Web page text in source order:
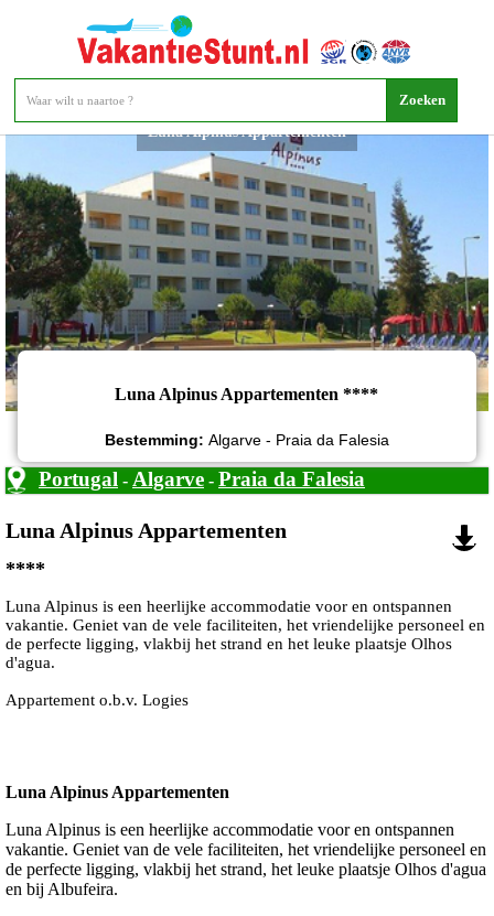
Luna Alpinus Appartementen
Luna Alpinus Appartementen ****
Bestemming: Algarve - Praia da Falesia
Portugal - Algarve - Praia da Falesia
Luna Alpinus Appartementen
****
Luna Alpinus is een heerlijke accommodatie voor en ontspannen
vakantie. Geniet van de vele faciliteiten, het vriendelijke personeel en
de perfecte ligging, vlakbij het strand en het leuke plaatsje Olhos
d'agua.
Appartement o.b.v. Logies
Luna Alpinus Appartementen
Luna Alpinus is een heerlijke accommodatie voor en ontspannen
vakantie. Geniet van de vele faciliteiten, het vriendelijke personeel en
de perfecte ligging, vlakbij het strand, het leuke plaatsje Olhos d'agua
en bij Albufeira.